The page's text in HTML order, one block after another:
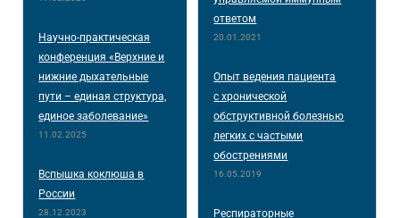
Научно-практическая
конференция «Верхние и
нижние дыхательные
пути – единая структура,
единое заболевание»
11.02.2025
Вспышка коклюша в
России
28.12.2023
ответом
20.01.2021
Опыт ведения пациента
с хронической
обструктивной болезнью
легких с частыми
обострениями
16.05.2019
Респираторные